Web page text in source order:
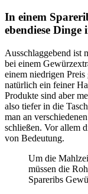
In einem
ebendiese Dinge
Ausschlaggebend ist
bei einem
einem niedrigen
natürlich ein feiner
Produkte sind aber
also tiefer in die
man an
schließen. Vor allem
von Bedeutung.
Um die
müssen die
Spareribs